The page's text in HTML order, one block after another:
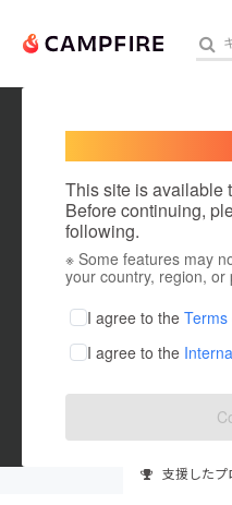
This site is available
Before continuing,
following.
※ Some features may
your country, region, or
I agree to the
I agree to the
支援したプ